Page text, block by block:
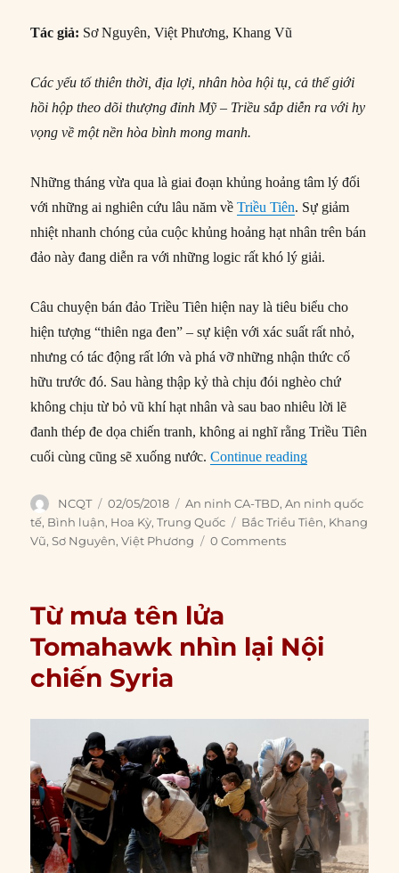
Tác giả: Sơ Nguyên, Việt Phương, Khang Vũ
Các yếu tố thiên thời, địa lợi, nhân hòa hội tụ, cả thế giới
hồi hộp theo dõi thượng đỉnh Mỹ – Triều sắp diễn ra với hy
vọng về một nền hòa bình mong manh.
Những tháng vừa qua là giai đoạn khủng hoảng tâm lý đối
với những ai nghiên cứu lâu năm vềTriều Tiên. Sự giảm
nhiệt nhanh chóng của cuộc khủng hoảng hạt nhân trên bán
đảo này đang diễn ra với những logic rất khó lý giải.
Câu chuyện bán đảo Triều Tiên hiện nay là tiêu biểu cho
hiện tượng “thiên nga đen” – sự kiện với xác suất rất nhỏ,
nhưng có tác động rất lớn và phá vỡ những nhận thức cố
hữu trước đó. Sau hàng thập kỷ thà chịu đói nghèo chứ
không chịu từ bỏ vũ khí hạt nhân và sau bao nhiêu lời lẽ
đanh thép đe dọa chiến tranh, không ai nghĩ rằng Triều Tiên
cuối cùng cũng sẽ xuống nước.Continue reading“‘Thiên nga
Author
NCQT
Posted
on
02/05/2018 Categories
An ninh CA-TBD,An ninh quốc
tế, Bình luận, Hoa Kỳ,Trung Quốc Tags
Bắc Triều Tiên, Khang
Vũ,Sơ Nguyên,Việt Phương 0 Comments
Từ mưa tên lửa
Tomahawk nhìn lại Nội
chiến Syria